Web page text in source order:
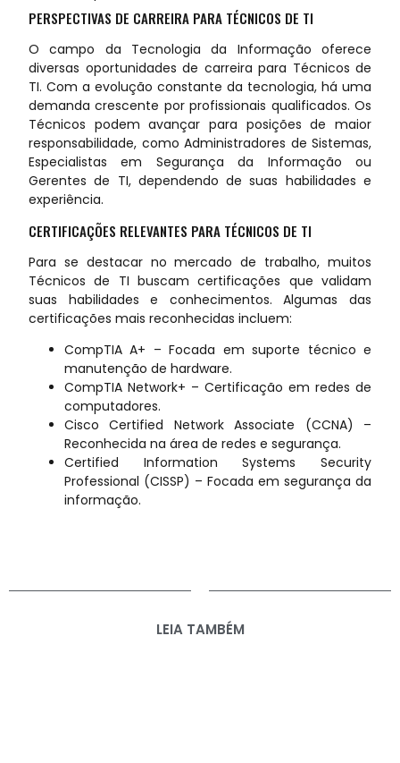
PERSPECTIVAS DE CARREIRA PARA TÉCNICOS DE TI
O campo da Tecnologia da Informação oferece
diversas oportunidades de carreira para Técnicos de
TI. Com a evolução constante da tecnologia, há uma
demanda crescente por profissionais qualificados. Os
Técnicos podem avançar para posições de maior
responsabilidade, como Administradores de Sistemas,
Especialistas em Segurança da Informação ou
Gerentes de TI, dependendo de suas habilidades e
experiência.
CERTIFICAÇÕES RELEVANTES PARA TÉCNICOS DE TI
Para se destacar no mercado de trabalho, muitos
Técnicos de TI buscam certificações que validam
suas habilidades e conhecimentos. Algumas das
certificações mais reconhecidas incluem:
CompTIA A+ – Focada em suporte técnico e
manutenção de hardware.
CompTIA Network+ – Certificação em redes de
computadores.
Cisco Certified Network Associate (CCNA) –
Reconhecida na área de redes e segurança.
Certified Information Systems Security
Professional (CISSP) – Focada em segurança da
informação.
LEIA TAMBÉM